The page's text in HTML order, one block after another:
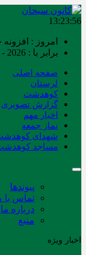
13:23:56
امروز :
برابر با : Thursday - 6 August - 2026
صفحه اصلی
لرستان
کوهدشت
گزارش تصویری
اخبار مهم
نماز جمعه
شهدای
مساجد
پیوندها
تماس با
درباره ما
منبع
اخبار ویژه